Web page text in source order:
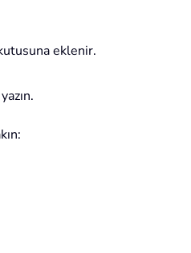
eklenir.